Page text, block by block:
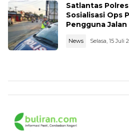
Satlantas
Sosialisasi Ops
Pengguna Jalan
News Selasa, 15 Juli